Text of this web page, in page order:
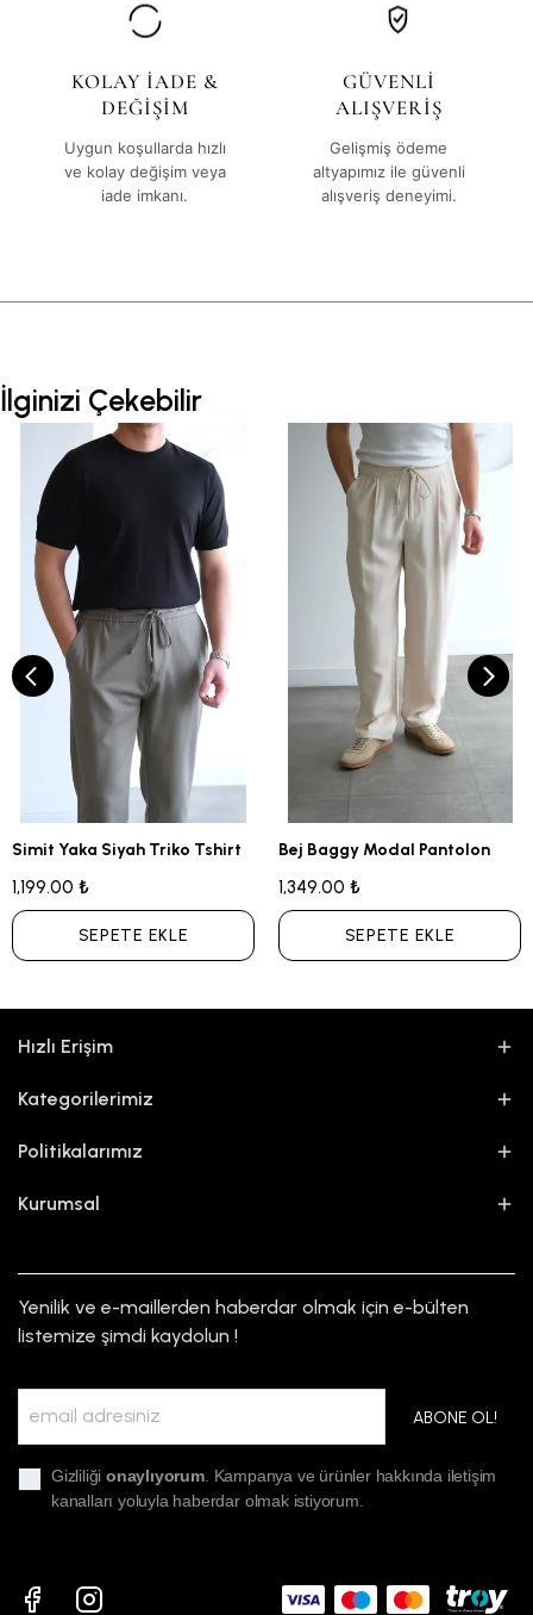
KOLAY İADE &
DEĞİŞİM
Uygun koşullarda hızlı
ve kolay değişim veya
iade imkanı.
GÜVENLİ
ALIŞVERİŞ
Gelişmiş ödeme
altyapımız ile güvenli
alışveriş deneyimi.
İlginizi Çekebilir
Simit Yaka Siyah Triko Tshirt
1,199.00 ₺
SEPETE EKLE
Bej Baggy Modal Pantolon
1,349.00 ₺
SEPETE EKLE
Hızlı Erişim
Kategorilerimiz
Politikalarımız
Kurumsal
Yenilik ve e-maillerden haberdar olmak için e-bülten
listemize şimdi kaydolun !
ABONE OL!
Gizliliğionaylıyorum. Kampanya ve ürünler hakkında iletişim
kanalları yoluyla haberdar olmak istiyorum.